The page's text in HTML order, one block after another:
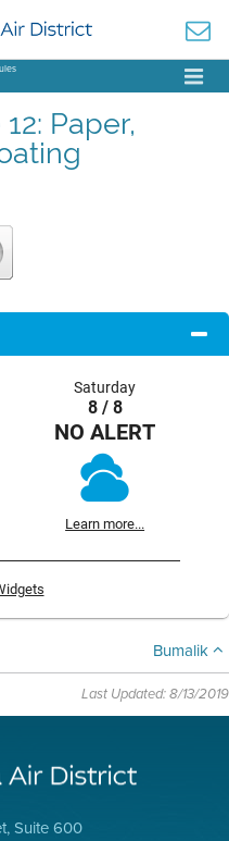
Paper,
Saturday
8 / 8
NO ALERT
Learn more...
Bumalik
Last Updated: 8/13/2019
Suite 600